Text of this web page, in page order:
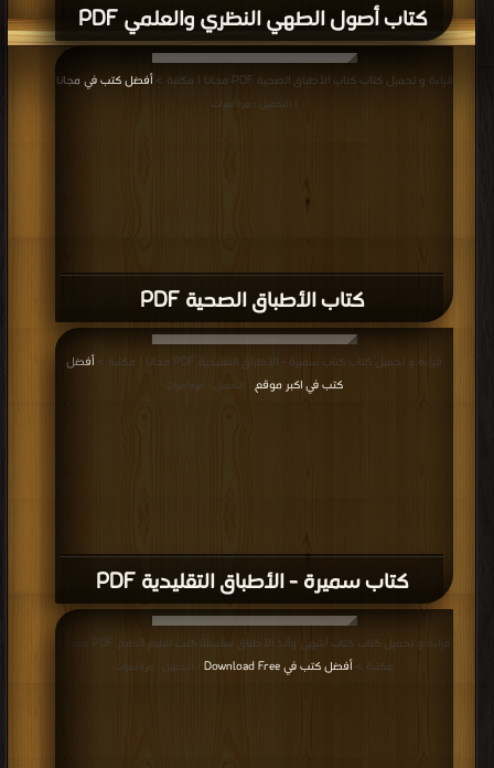
كتاب أصول الطهي النظري والعلمي PDF
كتاب الأطباق الصحية PDF
قراءة و تحميل كتاب كتاب الأطباق الصحية PDF مجانا | مكتبة > أفضل كتب في مجانا
| التحميل : مرة/مرات
كتاب سميرة - الأطباق التقليدية PDF
قراءة و تحميل كتاب كتاب سميرة - الأطباق التقليدية PDF مجانا | مكتبة >
أفضل
كتب في اكبر موقع
| التحميل : مرة/مرات
قراءة و تحميل كتاب كتاب أشهى وألذ الأطباق سلسلة كتب تعليم الطبخ PDF مجانا |
مكتبة >أفضل كتب في Download Free | التحميل : مرة/مرات